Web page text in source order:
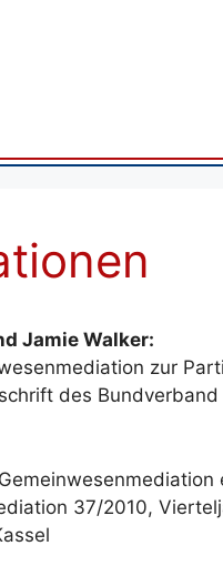
Jamie Walker:
zur
des
37/2010,